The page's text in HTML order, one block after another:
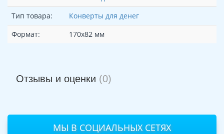
Тип товара:
Конверты для денег
Формат:
170х82 мм
Отзывы и оценки (0)
МЫ В СОЦИАЛЬНЫХ СЕТЯХ